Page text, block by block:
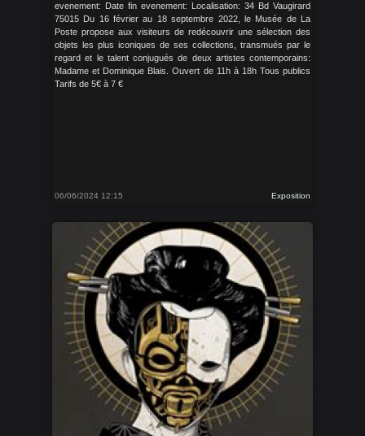
evenement: Date fin evenement: Localisation: 34 Bd Vaugirard
75015 Du 16 février au 18 septembre 2022, le Musée de La
Poste propose aux visiteurs de redécouvrir une sélection des
objets les plus iconiques de ses collections, transmués par le
regard et le talent conjugués de deux artistes contemporains:
Madame et Dominique Blais. Ouvert de 11h à 18h Tous publics
Tarifs de 5€ à 7 €
06/06/2024 12:15 Exposition